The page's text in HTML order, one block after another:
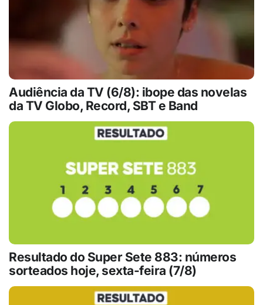
Audiência da TV (6/8): ibope das novelas
da TV Globo, Record, SBT e Band
Resultado do Super Sete 883: números
sorteados hoje, sexta-feira (7/8)